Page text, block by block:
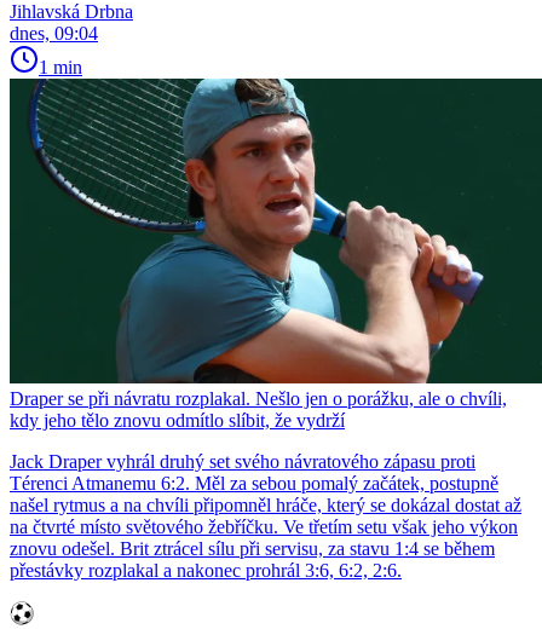
Jihlavská Drbna
dnes, 09:04
1 min
Draper se při návratu rozplakal. Nešlo jen o porážku, ale o chvíli,
kdy jeho tělo znovu odmítlo slíbit, že vydrží
Jack Draper vyhrál druhý set svého návratového zápasu proti
Térenci Atmanemu 6:2. Měl za sebou pomalý začátek, postupně
našel rytmus a na chvíli připomněl hráče, který se dokázal dostat až
na čtvrté místo světového žebříčku. Ve třetím setu však jeho výkon
znovu odešel. Brit ztrácel sílu při servisu, za stavu 1:4 se během
přestávky rozplakal a nakonec prohrál 3:6, 6:2, 2:6.